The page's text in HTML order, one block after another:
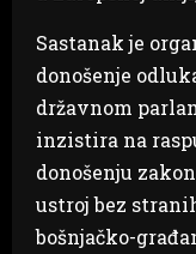
Sastanak je
donošenje
državnom
inzistira na
donošenju
ustroj bez
bošnjačko-